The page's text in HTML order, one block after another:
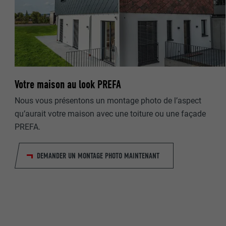
Votre maison au look PREFA
Nous vous présentons un montage photo de l’aspect
qu’aurait votre maison avec une toiture ou une façade
PREFA.
DEMANDER UN MONTAGE PHOTO MAINTENANT
NOM
EXPIRATION
UTILITÉ
NOM
UTILITÉ